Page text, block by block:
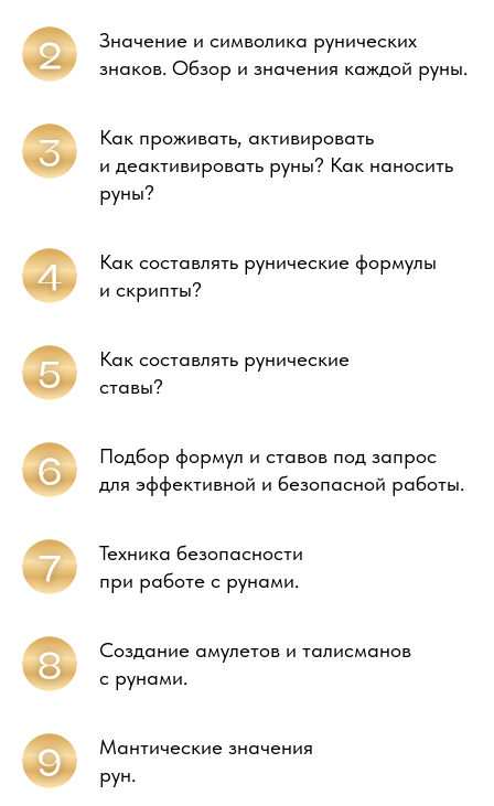
Значение и символика рунических
знаков. Обзор и значения каждой руны.
Как проживать, активировать
и деактивировать руны? Как наносить
руны?
Как составлять рунические формулы
и скрипты?
Как составлять рунические
ставы?
Подбор формул и ставов под запрос
для эффективной и безопасной работы.
Техника безопасности
при работе с рунами.
Создание амулетов и талисманов
с рунами.
Мантические значения
рун.